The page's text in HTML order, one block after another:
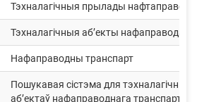
Тэхналагічныя прылады нафтаправода
Тэхналагічныя аб’екты нафаправода
Нафаправодны транспарт
Пошукавая сістэма для тэхналагічных
аб’ектаў нафаправоднага транспарту